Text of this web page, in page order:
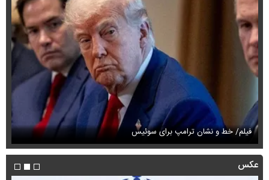
فیلم/ خط و نشان ترامپ برای سوئیس
عکس